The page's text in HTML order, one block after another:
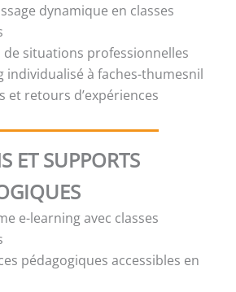
dynamique en classes
de situations professionnelles
individualisé à faches-thumesnil
et retours d’expériences
ET SUPPORTS
e-learning avec classes
pédagogiques accessibles en